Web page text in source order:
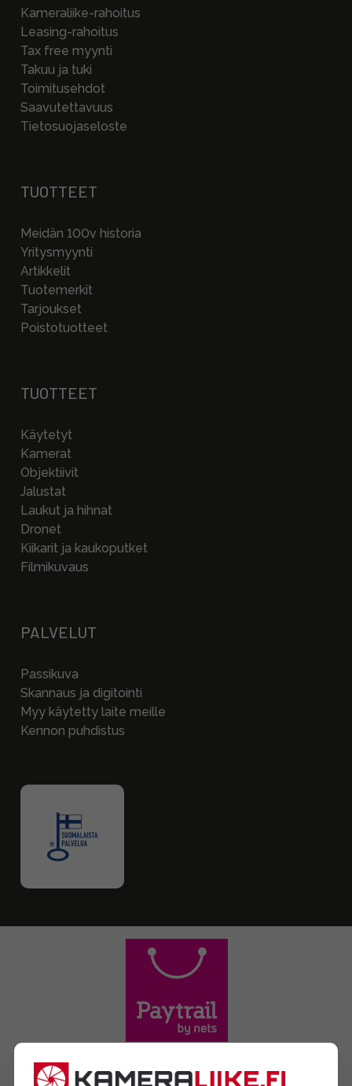
Kameraliike-rahoitus
Leasing-rahoitus
Tax free myynti
Takuu ja tuki
Toimitusehdot
Saavutettavuus
Tietosuojaseloste
TUOTTEET
Meidän 100v historia
Yritysmyynti
Artikkelit
Tuotemerkit
Tarjoukset
Poistotuotteet
TUOTTEET
Käytetyt
Kamerat
Objektiivit
Jalustat
Laukut ja hihnat
Dronet
Kiikarit ja kaukoputket
Filmikuvaus
PALVELUT
Passikuva
Skannaus ja digitointi
Myy käytetty laite meille
Kennon puhdistus